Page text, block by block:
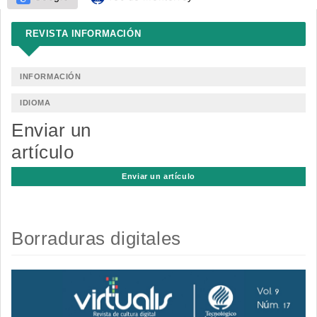
REVISTA INFORMACIÓN
INFORMACIÓN
IDIOMA
Enviar un
artículo
Enviar un artículo
Borraduras digitales